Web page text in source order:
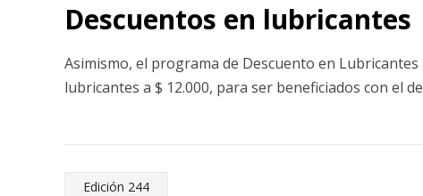
Descuentos en lubricantes
Asimismo, el programa de Descuento en
lubricantes a $ 12.000, para ser beneficiados con el
Edición 244